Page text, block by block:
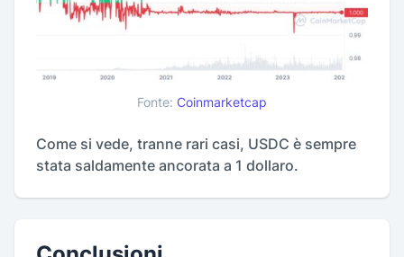
Fonte: Coinmarketcap
Come si vede, tranne rari casi, USDC è sempre
stata saldamente ancorata a 1 dollaro.